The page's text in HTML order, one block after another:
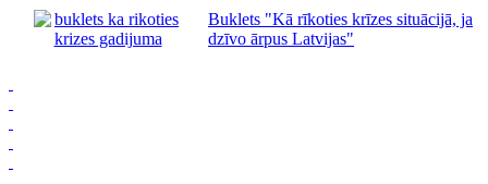
Buklets "Kā rīkoties krīzes situācijā, ja
dzīvo ārpus Latvijas"